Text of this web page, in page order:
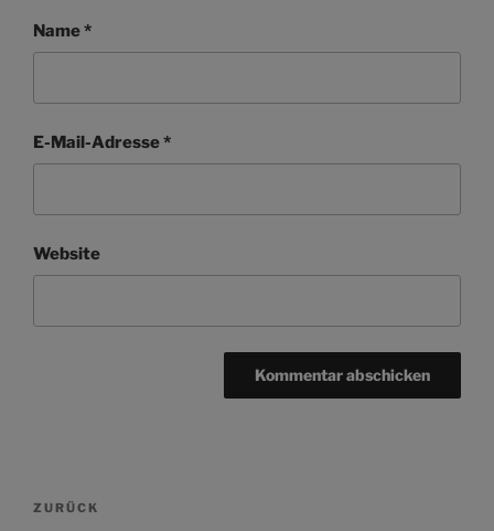
Name*
E-Mail-Adresse*
Website
Beitragsnavigation
Vorheriger
ZURÜCK